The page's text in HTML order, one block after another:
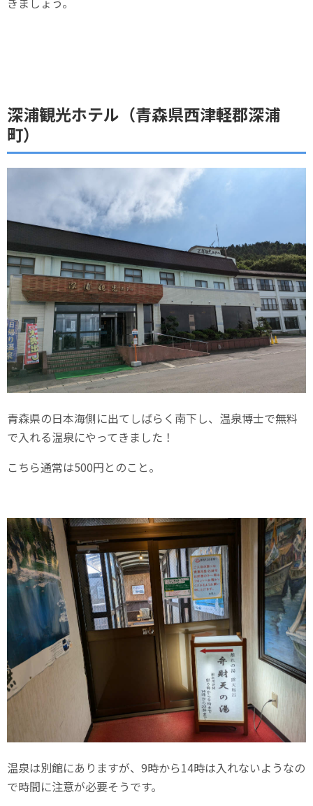
深浦観光ホテル（青森県西津軽郡深浦
町）
青森県の日本海側に出てしばらく南下し、温泉博士で無料
で入れる温泉にやってきました！
こちら通常は500円とのこと。
温泉は別館にありますが、9時から14時は入れないようなの
で時間に注意が必要そうです。